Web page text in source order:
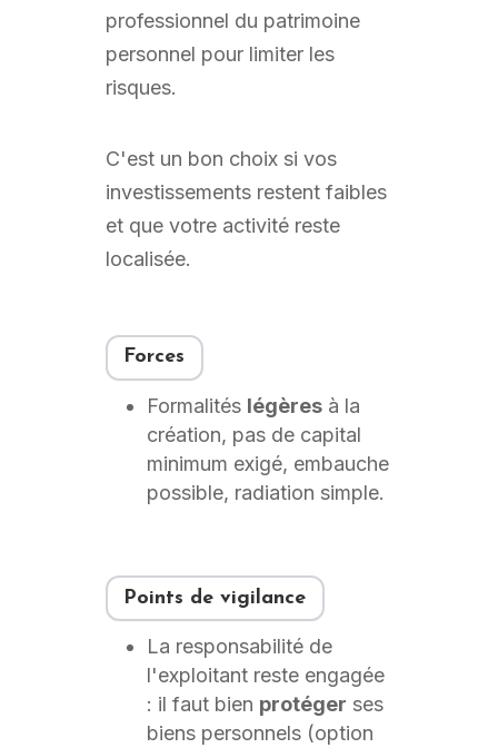
professionnel du patrimoine
personnel pour limiter les
risques.
C'est un bon choix si vos
investissements restent faibles
et que votre activité reste
localisée.
Forces
Formalités légèresà la
création, pas de capital
minimum exigé, embauche
possible, radiation simple.
Points de vigilance
La responsabilité de
l'exploitant reste engagée
: il faut bien protéger ses
biens personnels (option